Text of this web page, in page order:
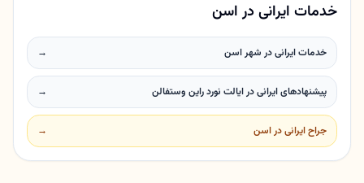
خدمات ایرانی در اسن
خدمات ایرانی در شهر اسن →
پیشنهادهای ایرانی در ایالت نورد راین وستفالن →
جراح ایرانی در اسن →